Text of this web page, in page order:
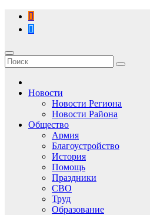
Перейти
содержимому
Новости
Новости Региона
Новости Района
Общество
Армия
Благоустройство
История
Помощь
Праздники
СВО
Труд
Образование